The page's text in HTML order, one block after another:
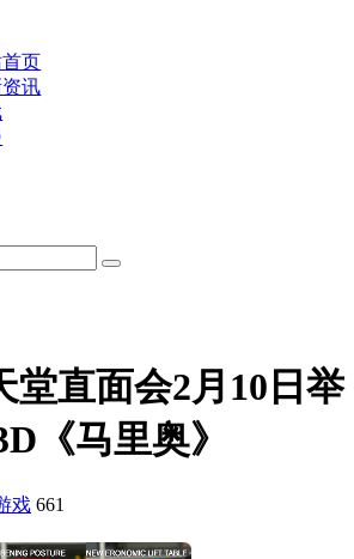
页
讯
堂直面会2月10日举
《马里奥》
戏 661